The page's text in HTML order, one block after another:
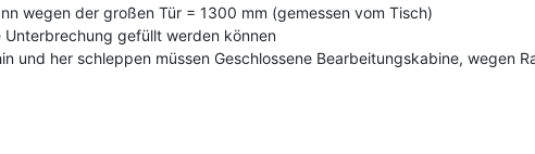
wegen der großen Tür = 1300 mm (gemessen vom Tisch)
gefüllt werden können
und her schleppen müssen Geschlossene Bearbeitungskabine, wegen